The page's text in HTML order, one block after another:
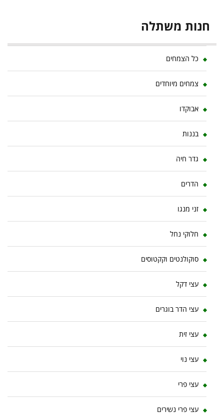
חנות משתלה
כל הצמחים
צמחים מיוחדים
אבוקדו
בננות
גדר חיה
הדרים
זני מנגו
חלוקי נחל
סוקולנטים וקקטוסים
עצי דקל
עצי הדר בוגרים
עצי זית
עצי נוי
עצי פרי
עצי פרי נשירים